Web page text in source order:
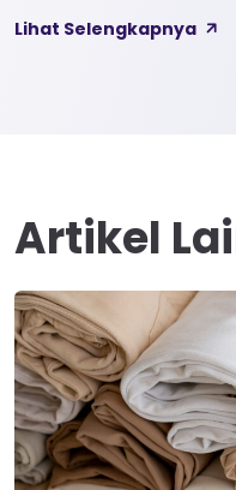
kain yang bahan
Lihat Selengkapnya
Artikel